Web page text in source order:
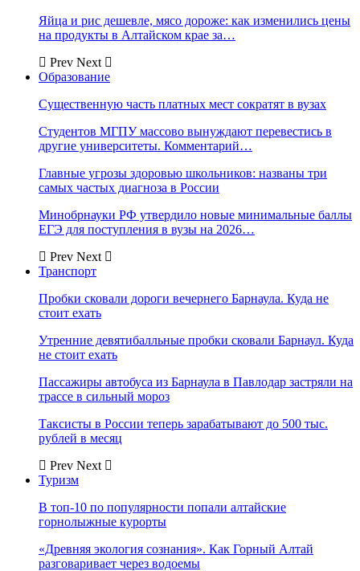
Яйца и рис дешевле, мясо дороже: как изменились цены
на продукты в Алтайском крае за…
Prev Next
Образование
Существенную часть платных мест сократят в вузах
Студентов МГПУ массово вынуждают перевестись в
другие университеты. Комментарий…
Главные угрозы здоровью школьников: названы три
самых частых диагноза в России
Минобрнауки РФ утвердило новые минимальные баллы
ЕГЭ для поступления в вузы на 2026…
Prev Next
Транспорт
Пробки сковали дороги вечернего Барнаула. Куда не
стоит ехать
Утренние девятибалльные пробки сковали Барнаул. Куда
не стоит ехать
Пассажиры автобуса из Барнаула в Павлодар застряли на
трассе в сильный мороз
Таксисты в России теперь зарабатывают до 500 тыс.
рублей в месяц
Prev Next
Туризм
В топ-10 по популярности попали алтайские
горнолыжные курорты
«Древняя экология сознания». Как Горный Алтай
разговаривает через водоемы